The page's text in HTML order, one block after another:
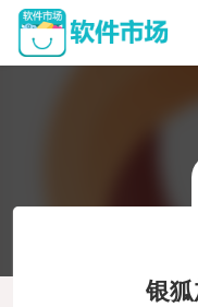
银